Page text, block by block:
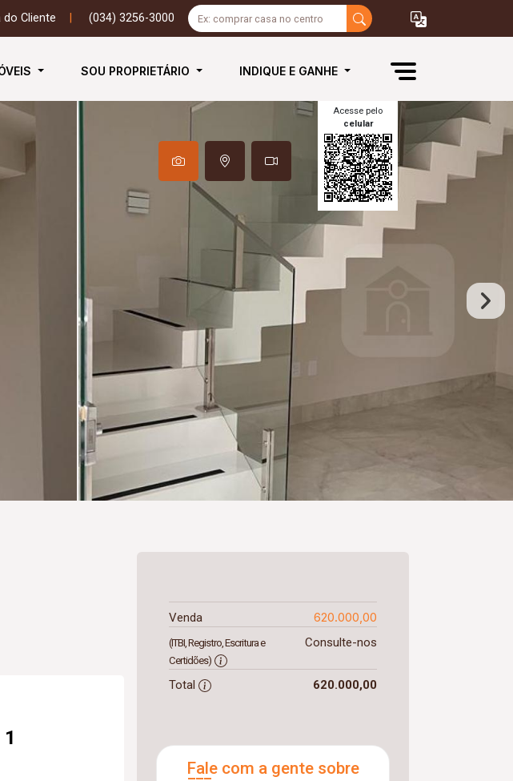
do Cliente (034) 3256-3000
SOU PROPRIETÁRIO INDIQUE E GANHE
Acesse pelo
celular
1
Venda 620.000,00
(ITBI, Registro, Escritura e
Certidões)
Consulte-nos
Total 620.000,00
Fale com a gente sobre